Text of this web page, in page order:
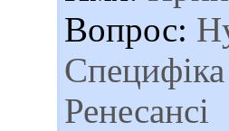
Вопрос:
Специфіка
Ренесансі